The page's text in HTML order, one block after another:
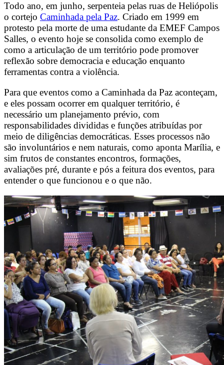
Todo ano, em junho, serpenteia pelas ruas de Heliópolis
o cortejo Caminhada pela Paz. Criado em 1999 em
protesto pela morte de uma estudante da EMEF Campos
Salles, o evento hoje se consolida como exemplo de
como a articulação de um território pode promover
reflexão sobre democracia e educação enquanto
ferramentas contra a violência.
Para que eventos como a Caminhada da Paz aconteçam,
e eles possam ocorrer em qualquer território, é
necessário um planejamento prévio, com
responsabilidades divididas e funções atribuídas por
meio de diligências democráticas. Esses processos não
são involuntários e nem naturais, como aponta Marília, e
sim frutos de constantes encontros, formações,
avaliações pré, durante e pós a feitura dos eventos, para
entender o que funcionou e o que não.